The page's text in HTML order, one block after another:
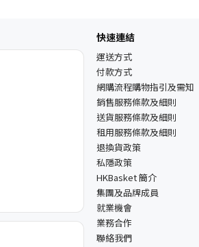
快速連結
運送方式
付款方式
網購流程購物指引及需知
銷售服務條款及細則
送貨服務條款及細則
租用服務條款及細則
退換貨政策
私隱政策
HKBasket 簡介
集團及品牌成員
就業機會
業務合作
聯絡我們